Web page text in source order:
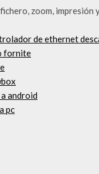
zoom, impresión
de ethernet
fornite
android
pc